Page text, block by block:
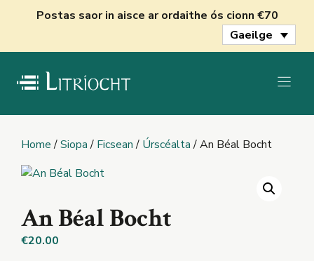
Postas saor in aisce ar ordaithe ós cionn €70
Gaeilge
Home/Siopa/ Ficsean/ Úrscéalta/ An Béal Bocht
An Béal Bocht
€20.00